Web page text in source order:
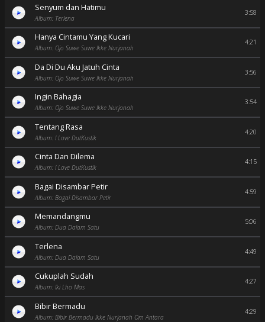
Senyum dan Hatimu
Album: Terlena
3:58
Hanya Cintamu Yang Kucari
Album: Ojo Suwe Suwe Ikke Nurjanah
4:21
Da Di Du Aku Jatuh Cinta
Album: Ojo Suwe Suwe Ikke Nurjanah
3:56
Ingin Bahagia
Album: Ojo Suwe Suwe Ikke Nurjanah
3:54
Tentang Rasa
Album: I Love DutKustik
4:20
Cinta Dan Dilema
Album: I Love DutKustik
4:15
Bagai Disambar Petir
Album: Bagai Disambar Petir
4:59
Memandangmu
Album: Dua Dalam Satu
5:06
Terlena
Album: Dua Dalam Satu
4:49
Cukuplah Sudah
Album: Iki Lho Mas
4:27
Bibir Bermadu
Album: Bibir Bermadu Ikke Nurjanah Om Antara
4:29